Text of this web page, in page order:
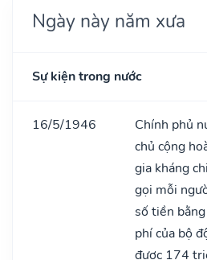
Ngày này năm xưa
Sự kiện trong nước
16/5/1946
Chính phủ
chủ cộng
gia kháng
gọi mỗi
số tiền
phí của bộ
được 174